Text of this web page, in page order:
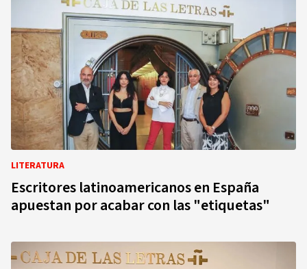
LITERATURA
Escritores latinoamericanos en España
apuestan por acabar con las "etiquetas"